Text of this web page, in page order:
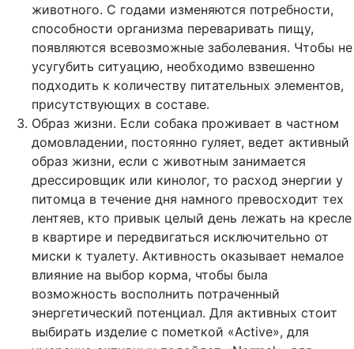
животного. С годами изменяются потребности,
способности организма переваривать пищу,
появляются всевозможные заболевания. Чтобы не
усугубить ситуацию, необходимо взвешенно
подходить к количеству питательных элементов,
присутствующих в составе.
Образ жизни. Если собака проживает в частном
домовладении, постоянно гуляет, ведет активный
образ жизни, если с животным занимается
дрессировщик или кинолог, то расход энергии у
питомца в течение дня намного превосходит тех
лентяев, кто привык целый день лежать на кресле
в квартире и передвигаться исключительно от
миски к туалету. Активность оказывает немалое
влияние на выбор корма, чтобы была
возможность восполнить потраченный
энергетический потенциал. Для активных стоит
выбирать изделие с пометкой «Active», для